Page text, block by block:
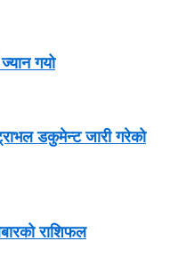
गयो
डकुमेन्ट जारी गरेको
राशिफल